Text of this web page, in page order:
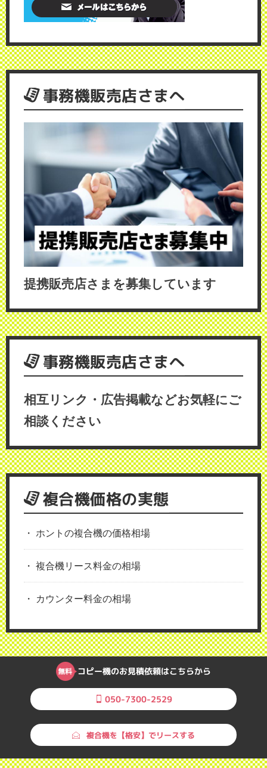
事務機販売店さまへ
提携販売店さまを募集しています
事務機販売店さまへ
相互リンク・広告掲載などお気軽にご
相談ください
複合機価格の実態
ホントの複合機の価格相場
複合機リース料金の相場
カウンター料金の相場
コピー機のお見積依頼はこちらから
050-7300-2529
複合機を【格安】でリースする